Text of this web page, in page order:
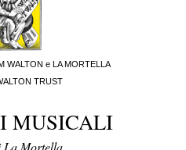
WALTON e LA MORTELLA
TRUST
MUSICALI
Mortella